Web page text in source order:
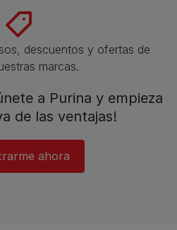
descuentos y ofertas de
marcas.​
a Purina y empieza
de las ventajas!​
ahora